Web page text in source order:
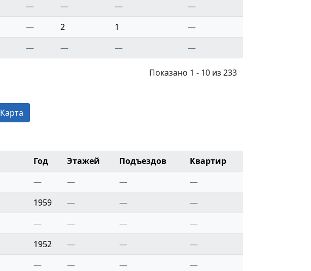
— — —
—
— 2 1
—
— — — —
Показано 1 - 10 из 233
Карта
Год Этажей Подъездов
Квартир
— — —
—
1959 — —
—
— — —
—
1952 — —
—
— — —
—